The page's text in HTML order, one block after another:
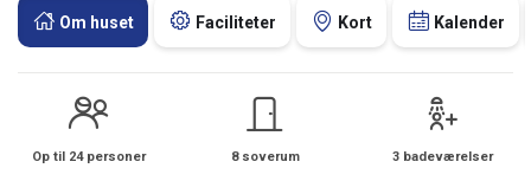
Om huset Faciliteter Kort Kalender
Op til 24 personer 8 soverum 3 badeværelser